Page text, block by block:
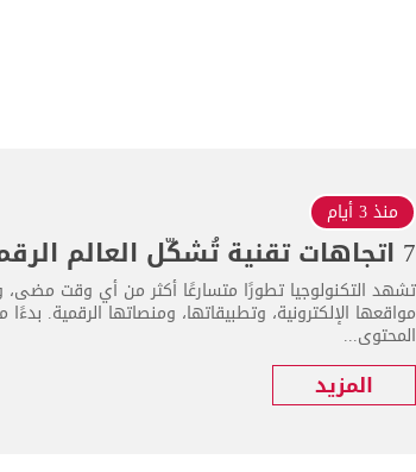
منذ 3 أيام
7 اتجاهات تقنية تُشكّل العالم الرقمي في عام 2026
مواقعها الإلكترونية، وتطبيقاتها، ومنصاتها الرقمية.
المحتوى...
المزيد